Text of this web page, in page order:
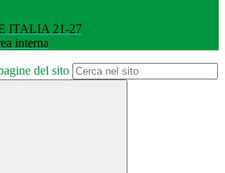
ITALIA 21-27
interna
del sito